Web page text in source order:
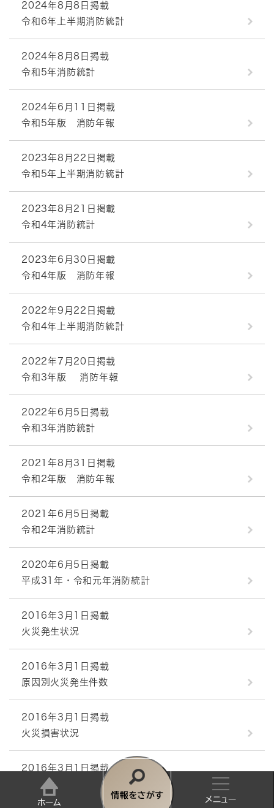
情
2024年8月8日掲載
令和6年上半期消防統計
2024年8月8日掲載
令和5年消防統計
2024年6月11日掲載
令和5年版 消防年報
2023年8月22日掲載
令和5年上半期消防統計
2023年8月21日掲載
令和4年消防統計
2023年6月30日掲載
令和4年版 消防年報
2022年9月22日掲載
令和4年上半期消防統計
2022年7月20日掲載
令和3年版 消防年報
2022年6月5日掲載
令和3年消防統計
2021年8月31日掲載
令和2年版 消防年報
2021年6月5日掲載
令和2年消防統計
2020年6月5日掲載
平成31年・令和元年消防統計
2016年3月1日掲載
火災発生状況
2016年3月1日掲載
原因別火災発生件数
2016年3月1日掲載
火災損害状況
2016年3月1日掲載
火災による死傷者数